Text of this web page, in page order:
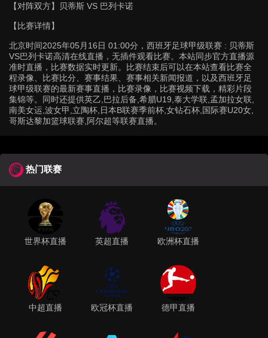
【对阵双方】 贝蒂斯 VS 巴列卡诺
【比赛详情】
北京时间2025年05月16日 01:00分，西班牙足球甲级联赛 : 贝蒂斯
VS巴列卡诺高清在线直播，无插件观看比赛。本站同步官方直播源
准时直播，比赛数据实时更新。比赛结束后可以在本站查看比赛全
程录像、比赛比分、赛事结果、赛事相关新闻报道，以及西班牙足
球甲级联赛的最新赛事直播，比赛录像，比赛视频下载，精彩片段
集锦等。同时还提供英乙,巴拉后备,希腊U19,泰大学联,孟加拉女联,
南美女运,波女甲,立陶杯,日本B联赛季前杯,女钻石杯,国际赛U20女,
哥斯达黎加篮球联赛,阿尔超等联赛直播。
热门联赛
世界杯直播 英超直播 欧洲杯直播
中超直播 欧冠杯直播 德甲直播